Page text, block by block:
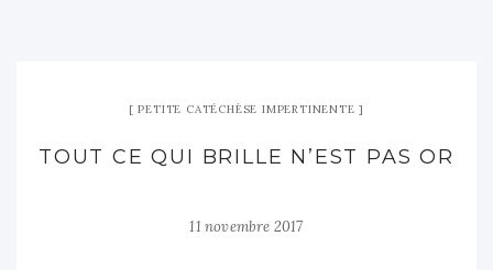
PETITE CATÉCHÈSE IMPERTINENTE
TOUT CE QUI BRILLE N’EST PAS OR
11 novembre 2017